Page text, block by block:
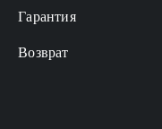
Гарантия
Возврат